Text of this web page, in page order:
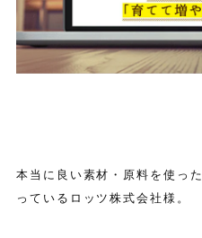
本当に良い素材・原料を使っ
っているロッツ株式会社様。